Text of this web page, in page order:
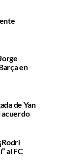
en
de Yan
acuerdo
al FC